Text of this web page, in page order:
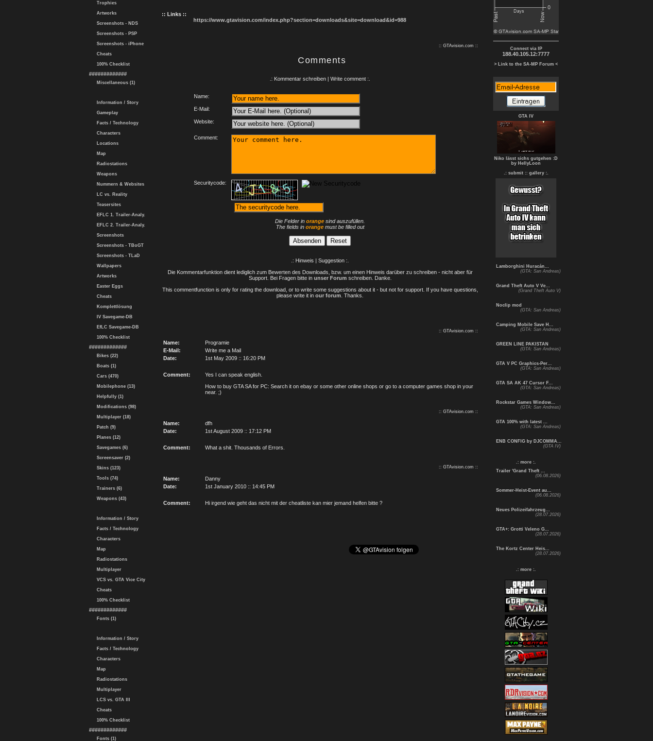
Trophies
Artworks
Screenshots - NDS
Screenshots - PSP
Screenshots - iPhone
Cheats
100% Checklist
#############
Miscellaneous (1)
Information / Story
Gameplay
Facts / Technology
Characters
Locations
Map
Radiostations
Weapons
Nummern & Websites
LC vs. Reality
Teasersites
EFLC 1. Trailer-Analy.
EFLC 2. Trailer-Analy.
Screenshots
Screenshots - TBoGT
Screenshots - TLaD
Wallpapers
Artworks
Easter Eggs
Cheats
Komplettlösung
IV Savegame-DB
EfLC Savegame-DB
100% Checklist
#############
Bikes (22)
Boats (1)
Cars (470)
Mobilephone (13)
Helpfully (1)
Modifications (98)
Multiplayer (18)
Patch (9)
Planes (12)
Savegames (6)
Screensaver (2)
Skins (123)
Tools (74)
Trainers (6)
Weapons (43)
Information / Story
Facts / Technology
Characters
Map
Radiostations
Multiplayer
VCS vs. GTA Vice City
Cheats
100% Checklist
#############
Fonts (1)
Information / Story
Facts / Technology
Characters
Map
Radiostations
Multiplayer
LCS vs. GTA III
Cheats
100% Checklist
#############
Fonts (1)
:: Links ::
https://www.gtavision.com/index.php?section=downloads&site=download&id=988
:: GTAvision.com ::
Comments
.: Kommentar schreiben | Write comment :.
Name:
E-Mail:
Website:
Comment:
Securitycode:
Die Felder in orange sind auszufüllen.
The fields in orangemust be filled out
.: Hinweis | Suggestion :.
Die Kommentarfunktion dient lediglich zum Bewerten des Downloads, bzw. um einen Hinweis darüber zu schreiben - nicht aber für
Support. Bei Fragen bitte in unser Forum schreiben. Danke.
This commentfunction is only for rating the download, or to write some suggestions about it - but not for support. If you have questions,
please write it in our forum . Thanks.
:: GTAvision.com ::
Name:
Programie
E-Mail:
Write me a Mail
Date:
1st May 2009 :: 16:20 PM
Comment:
Yes I can speak english.
How to buy GTA SA for PC: Search it on ebay or some other online shops or go to a computer games shop in your
near. ;)
:: GTAvision.com ::
Name:
dfh
Date:
1st August 2009 :: 17:12 PM
Comment: What a shit. Thousands of Errors.
:: GTAvision.com ::
Name:
Danny
Date:
1st January 2010 :: 14:45 PM
Comment: Hi irgend wie geht das nicht mit der cheatliste kan mier jemand helfen bitte ?
Connect via IP
188.40.105.12:7777
> Link to the SA-MP Forum <
GTA IV
Niko lässt sichs gutgehen :D
by HellyLoon
.: submit : : gallery :.
Lamborghini Huracán...
(GTA: San Andreas)
Grand Theft Auto V Ve...
(Grand Theft Auto V)
Noclip mod
(GTA: San Andreas)
Camping Mobile Save H...
(GTA: San Andreas)
GREEN LINE PAKISTAN
(GTA: San Andreas)
GTA V PC Graphics-Per...
(GTA: San Andreas)
GTA SA AK 47 Cursor F...
(GTA: San Andreas)
Rockstar Games Window...
(GTA: San Andreas)
GTA 100% with latest ...
(GTA: San Andreas)
ENB CONFIG by DJCOMMA...
(GTA IV)
.: more :.
Trailer 'Grand Theft ...
(06.08.2026)
Sommer-Heist-Event au...
(06.08.2026)
Neues Polizeifahrzeug...
(28.07.2026)
GTA+: Grotti Veleno G...
(28.07.2026)
The Kortz Center Heis...
(28.07.2026)
.: more :.